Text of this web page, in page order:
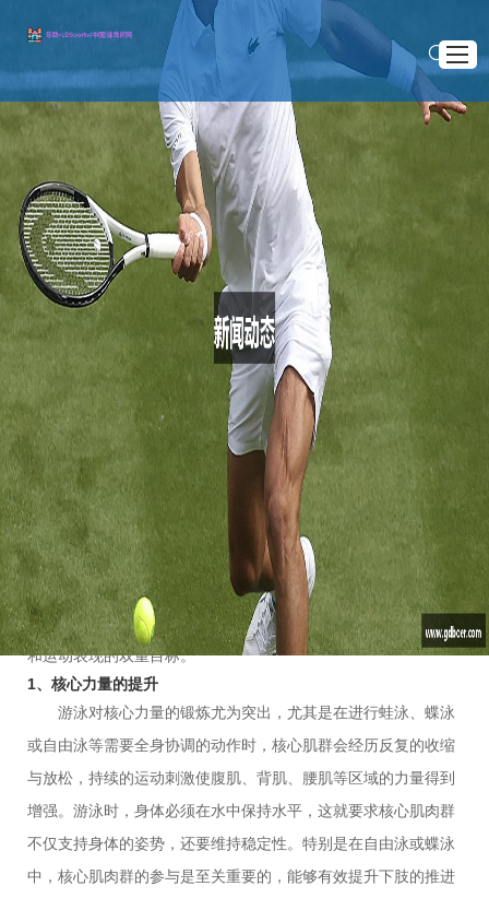
首页
关于LD乐动体育
经典案例
新闻动态
服务方向
加入LD乐动体育官网
首页>新闻动态 游泳对肌肉的六大深刻影响揭秘，助你提升力量与耐力
游泳对肌肉的六大深刻影响揭秘，助你提升力量与
耐力
2025 .09 .11
游泳作为一项全身运动，不仅能够锻炼心肺功能，还对肌肉
群体的力量与耐力提升有着深远的影响。本文将从游泳对肌肉的
六大深刻影响这一角度进行详细阐述，揭示它如何通过强化核心
力量、改善肌肉耐力、促进肌肉修复与增长、提高运动协调性、
增强柔韧性以及帮助减轻运动损伤等方面，帮助人们提升力量与
耐力。这些影响不仅让游泳成为一项强身健体的有效方式，也使
其在肌肉训练与恢复中占据重要地位。接下来，文章将从四个方
面详细讲解游泳如何帮助肌肉的力量与耐力提升，并通过深入分
析，帮助你了解如何最大限度地利用游泳这项运动达到身体健康
和运动表现的双重目标。
1、核心力量的提升
游泳对核心力量的锻炼尤为突出，尤其是在进行蛙泳、蝶泳
或自由泳等需要全身协调的动作时，核心肌群会经历反复的收缩
与放松，持续的运动刺激使腹肌、背肌、腰肌等区域的力量得到
增强。游泳时，身体必须在水中保持水平，这就要求核心肌肉群
不仅支持身体的姿势，还要维持稳定性。特别是在自由泳或蝶泳
中，核心肌肉群的参与是至关重要的，能够有效提升下肢的推进